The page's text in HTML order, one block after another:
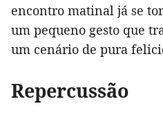
encontro matinal já se
um pequeno gesto que
um cenário de pura
Repercussão